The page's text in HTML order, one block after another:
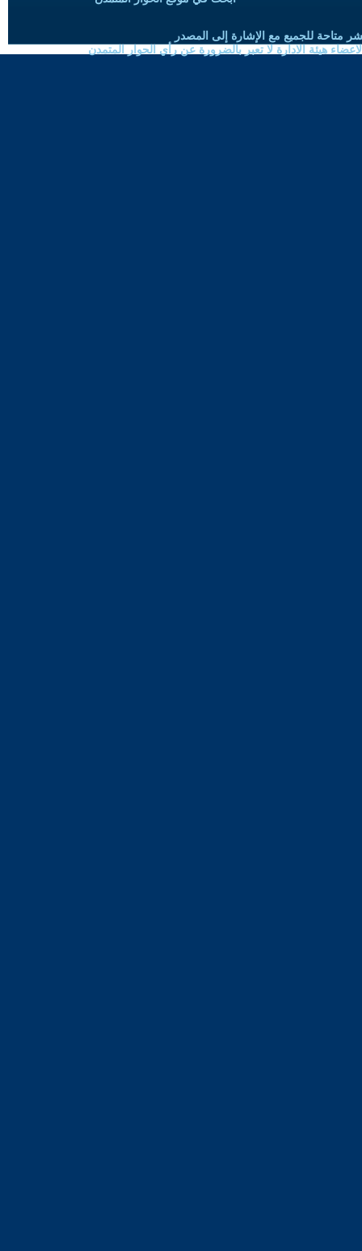
متاحة للجميع مع الإشارة إلى المصدر
هيئة الادارة لا تعبر بالضرورة عن رأي الحوار المتمدن